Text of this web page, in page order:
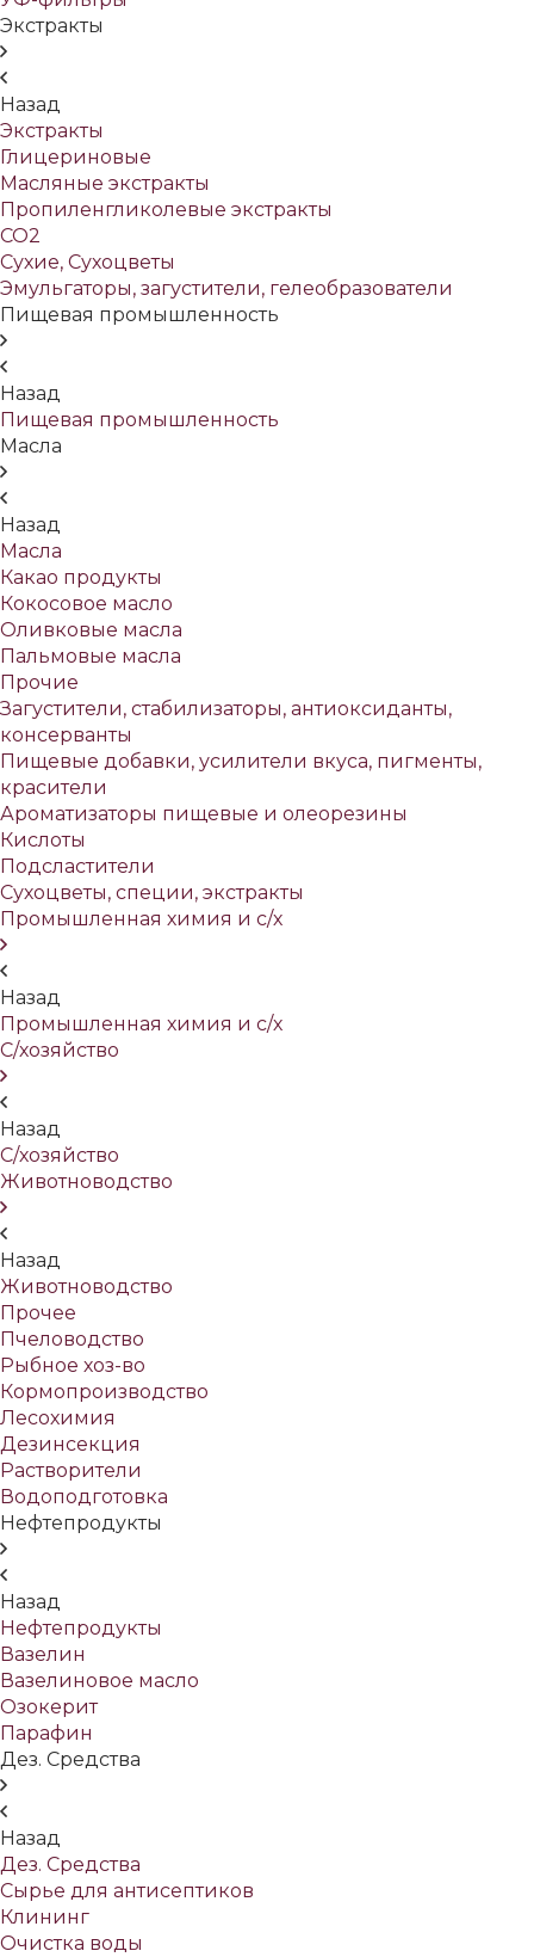
Экстракты
Назад
Экстракты
Глицериновые
Масляные экстракты
Пропиленгликолевые экстракты
СО2
Сухие, Сухоцветы
Эмульгаторы, загустители, гелеобразователи
Пищевая промышленность
Назад
Пищевая промышленность
Масла
Назад
Масла
Какао продукты
Кокосовое масло
Оливковые масла
Пальмовые масла
Прочие
Загустители, стабилизаторы, антиоксиданты,
консерванты
Пищевые добавки, усилители вкуса, пигменты,
красители
Ароматизаторы пищевые и олеорезины
Кислоты
Подсластители
Сухоцветы, специи, экстракты
Промышленная химия и с/х
Назад
Промышленная химия и с/х
С/хозяйство
Назад
С/хозяйство
Животноводство
Назад
Животноводство
Прочее
Пчеловодство
Рыбное хоз-во
Кормопроизводство
Лесохимия
Дезинсекция
Растворители
Водоподготовка
Нефтепродукты
Назад
Нефтепродукты
Вазелин
Вазелиновое масло
Озокерит
Парафин
Дез. Средства
Назад
Дез. Средства
Сырье для антисептиков
Клининг
Очистка воды